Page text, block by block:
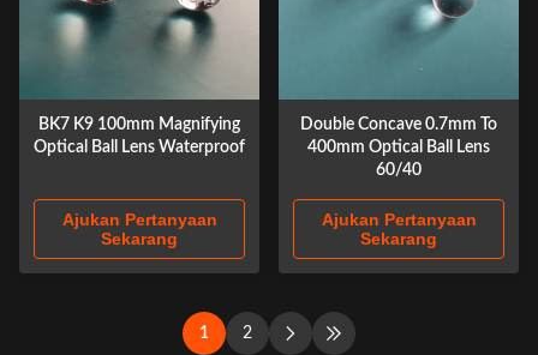
BK7 K9 100mm Magnifying
Optical Ball Lens Waterproof
Ajukan Pertanyaan
Sekarang
Double Concave 0.7mm To
400mm Optical Ball Lens
60/40
Ajukan Pertanyaan
Sekarang
1 2